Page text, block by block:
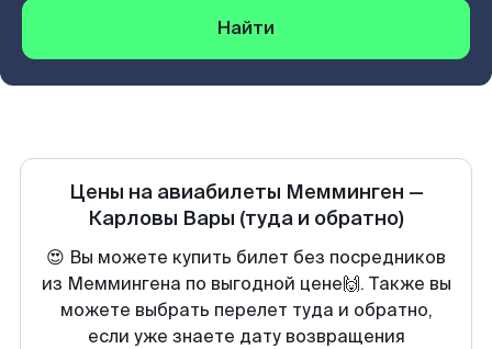
Найти
Цены на авиабилеты Мемминген —
Карловы Вары (туда и обратно)
😍 Вы можете купить билет без посредников
из Меммингена по выгодной цене🙌. Также вы
можете выбрать перелет туда и обратно,
если уже знаете дату возвращения